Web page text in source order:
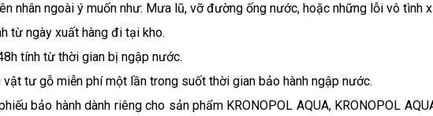
nhân ngoài ý muốn như: Mưa lũ, vỡ đường ống nước, hoặc những lỗi vô tình
từ ngày xuất hàng đi tại kho.
tính từ thời gian bị ngập nước.
tư gỗ miễn phí một lần trong suốt thời gian bảo hành ngập nước.
bảo hành dành riêng cho sản phẩm KRONOPOL AQUA, KRONOPOL